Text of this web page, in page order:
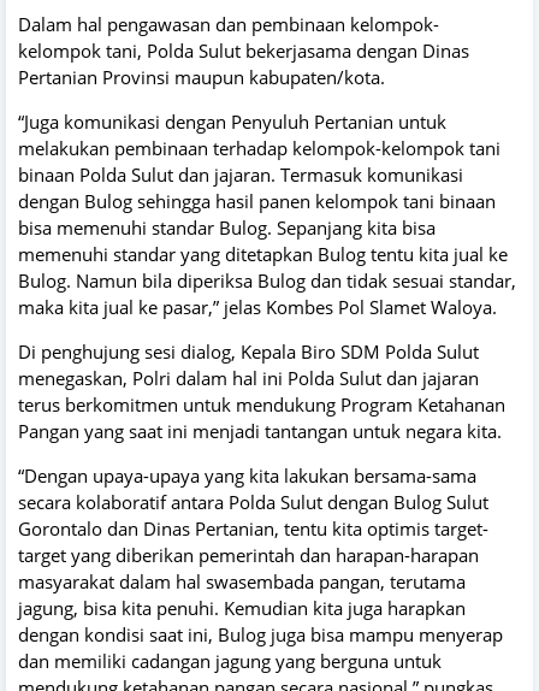
Dalam hal pengawasan dan pembinaan kelompok-
kelompok tani, Polda Sulut bekerjasama dengan Dinas
Pertanian Provinsi maupun kabupaten/kota.
“Juga komunikasi dengan Penyuluh Pertanian untuk
melakukan pembinaan terhadap kelompok-kelompok tani
binaan Polda Sulut dan jajaran. Termasuk komunikasi
dengan Bulog sehingga hasil panen kelompok tani binaan
bisa memenuhi standar Bulog. Sepanjang kita bisa
memenuhi standar yang ditetapkan Bulog tentu kita jual ke
Bulog. Namun bila diperiksa Bulog dan tidak sesuai standar,
maka kita jual ke pasar,” jelas Kombes Pol Slamet Waloya.
Di penghujung sesi dialog, Kepala Biro SDM Polda Sulut
menegaskan, Polri dalam hal ini Polda Sulut dan jajaran
terus berkomitmen untuk mendukung Program Ketahanan
Pangan yang saat ini menjadi tantangan untuk negara kita.
“Dengan upaya-upaya yang kita lakukan bersama-sama
secara kolaboratif antara Polda Sulut dengan Bulog Sulut
Gorontalo dan Dinas Pertanian, tentu kita optimis target-
target yang diberikan pemerintah dan harapan-harapan
masyarakat dalam hal swasembada pangan, terutama
jagung, bisa kita penuhi. Kemudian kita juga harapkan
dengan kondisi saat ini, Bulog juga bisa mampu menyerap
dan memiliki cadangan jagung yang berguna untuk